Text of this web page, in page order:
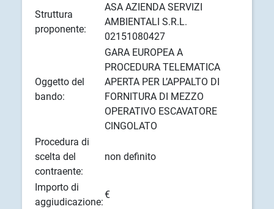
Struttura
proponente:
ASA AZIENDA SERVIZI
AMBIENTALI S.R.L.
02151080427
Oggetto del
bando:
GARA EUROPEA A
PROCEDURA TELEMATICA
APERTA PER L’APPALTO DI
FORNITURA DI MEZZO
OPERATIVO ESCAVATORE
CINGOLATO
Procedura di
scelta del
contraente:
non definito
Importo di
aggiudicazione:
€